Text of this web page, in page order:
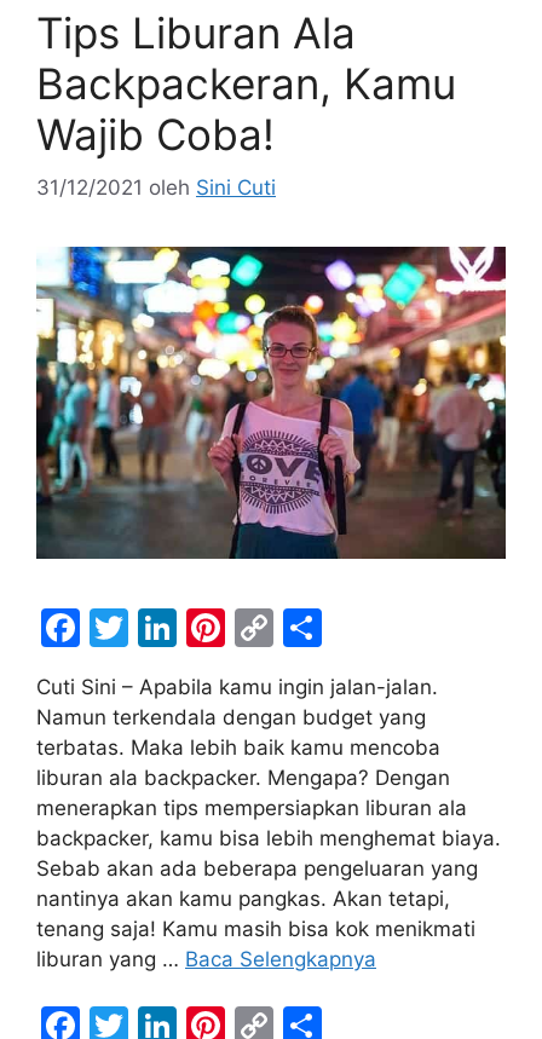
Tips Liburan Ala
Backpackeran, Kamu
Wajib Coba!
31/12/2021 oleh Sini Cuti
F
a
c
e
b
o
o
k
T
w
itt
er
Li
n
k
e
dI
n
Pi
er
e
st
C
o
p
y
Li
n
k
h
ar
e
Cuti Sini – Apabila kamu ingin jalan-jalan.
Namun terkendala dengan budget yang
terbatas. Maka lebih baik kamu mencoba
liburan ala backpacker. Mengapa? Dengan
menerapkan tips mempersiapkan liburan ala
backpacker, kamu bisa lebih menghemat biaya.
Sebab akan ada beberapa pengeluaran yang
nantinya akan kamu pangkas. Akan tetapi,
tenang saja! Kamu masih bisa kok menikmati
liburan yang … Baca Selengkapnya
F
T
Li Pi C